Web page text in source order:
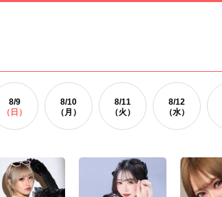
8/9
（日）
8/10
（月）
8/11
（火）
8/12
（水）